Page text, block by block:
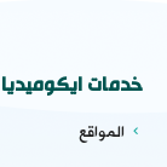
خدمات ايكوميديا
المواقع